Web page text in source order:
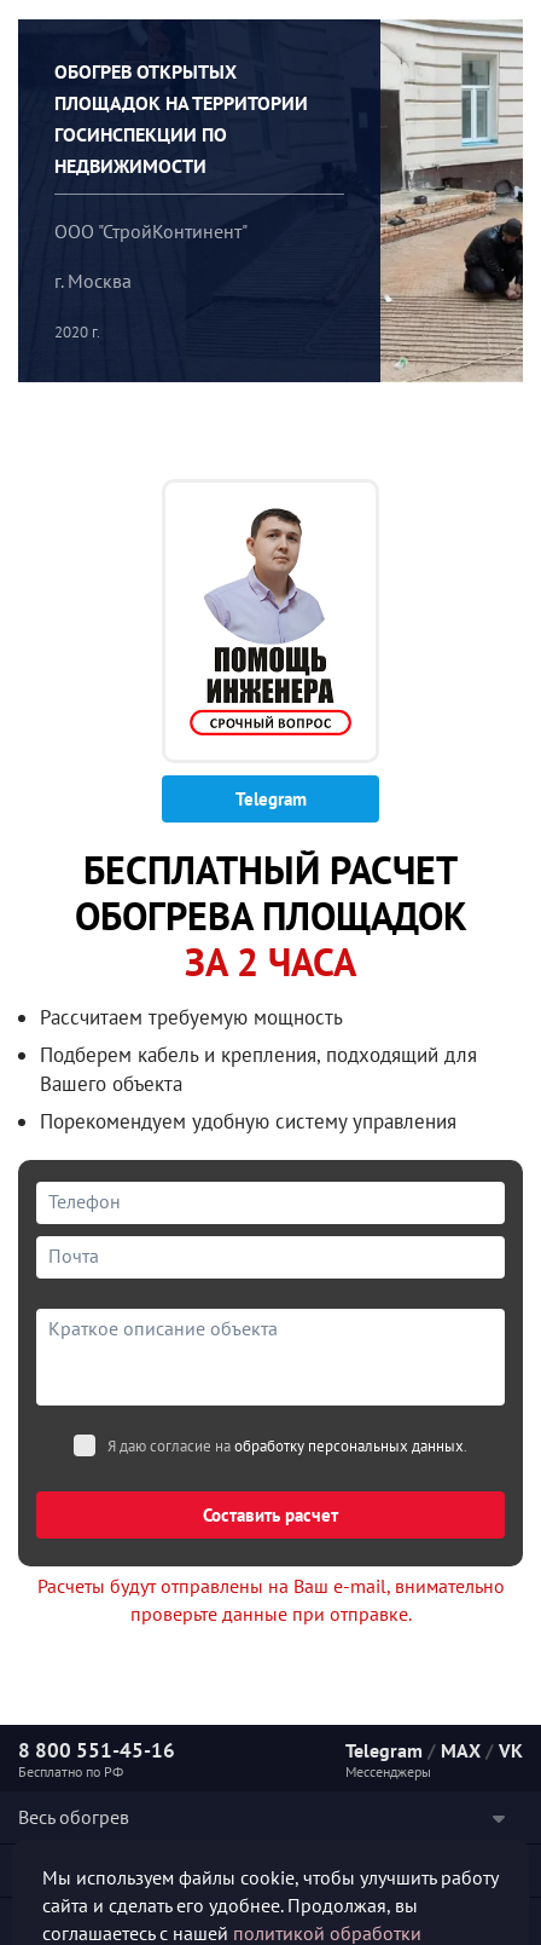
ОБОГРЕВ ОТКРЫТЫХ
ПЛОЩАДОК НА ТЕРРИТОРИИ
ГОСИНСПЕКЦИИ ПО
НЕДВИЖИМОСТИ
ООО "СтройКонтинент"
г. Москва
2020 г.
Telegram
БЕСПЛАТНЫЙ РАСЧЕТ
ОБОГРЕВА ПЛОЩАДОК
ЗА 2 ЧАСА
Рассчитаем требуемую мощность
Подберем кабель и крепления, подходящий для
Вашего объекта
Порекомендуем удобную систему управления
Составить расчет
Я даю согласие наобработку персональных данных.
Расчеты будут отправлены на Ваш e-mail, внимательно
проверьте данные при отправке.
8 800 551-45-16
Бесплатно по РФ
Telegram / MAX / VK
Мессенджеры
Весь обогрев
Наши услуги
Мы используем файлы cookie, чтобы улучшить работу
сайта и сделать его удобнее. Продолжая, вы
соглашаетесь с нашей политикой обработки